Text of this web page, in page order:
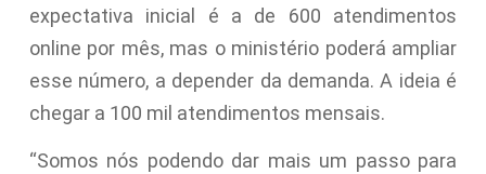
expectativa inicial é a de 600 atendimentos
online por mês, mas o ministério poderá ampliar
esse número, a depender da demanda. A ideia é
chegar a 100 mil atendimentos mensais.
“Somos nós podendo dar mais um passo para